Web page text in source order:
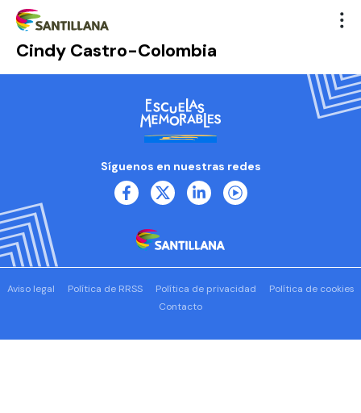
Cindy Castro-Colombia
Síguenos en nuestras redes
Aviso legal Política de RRSS Política de privacidad
Política de cookies
Contacto